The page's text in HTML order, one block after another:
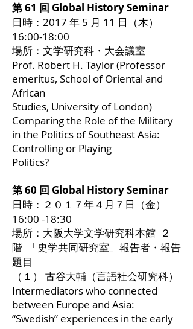
第 61 回 Global History Seminar
日時：2017 年 5 月 11 日（木）
16:00-18:00
場所：文学研究科・大会議室
Prof. Robert H. Taylor (Professor
emeritus, School of Oriental and
African
Studies, University of London)
Comparing the Role of the Military
in the Politics of Southeast Asia:
Controlling or Playing
Politics?
第 60 回 Global History Seminar
日時：２０１７年４月７日（金）
16:00 -18:30
場所：大阪大学文学研究科本館 ２
階 「史学共同研究室」報告者・報告
題目
（１） 古谷大輔（言語社会研究科）
Intermediators who connected
between Europe and Asia:
“Swedish” experiences in the early